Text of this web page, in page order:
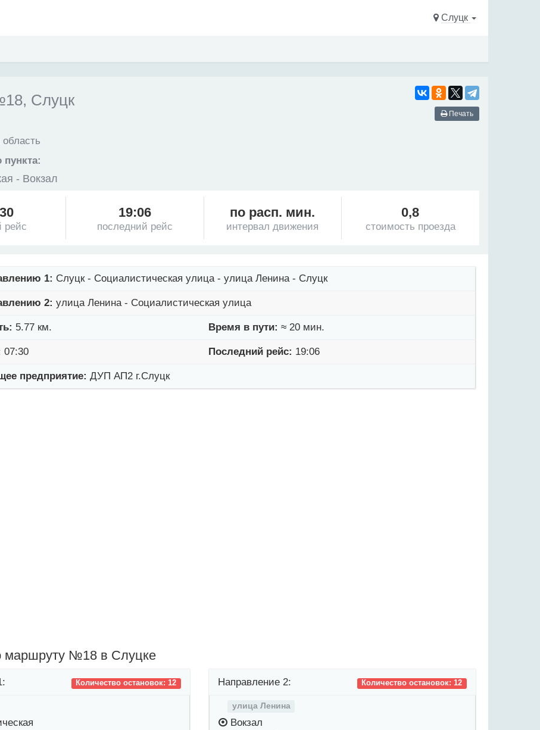
Слуцк
Печать
Слуцк
пункта:
- Вокзал
рейс
19:06
последний рейс
по расп. мин.
интервал движения
0,8
стоимость проезда
1: Слуцк - Социалистическая улица - улица Ленина - Слуцк
2: улица Ленина - Социалистическая улица
5.77 км. Время в пути: ≈ 20 мин.
07:30 Последний рейс: 19:06
предприятие: ДУП АП2 г.Слуцк
маршруту №18 в Слуцке
Количество остановок: 12 Количество остановок: 12
Направление 2:
улица Ленина
Вокзал